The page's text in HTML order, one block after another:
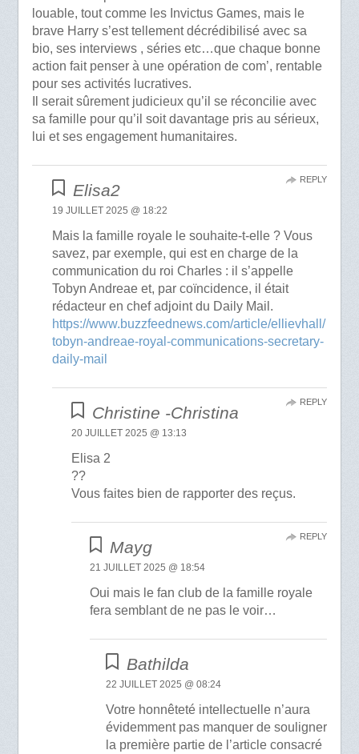
louable, tout comme les Invictus Games, mais le
brave Harry s’est tellement décrédibilisé avec sa
bio, ses interviews , séries etc…que chaque bonne
action fait penser à une opération de com’, rentable
pour ses activités lucratives.
Il serait sûrement judicieux qu’il se réconcilie avec
sa famille pour qu’il soit davantage pris au sérieux,
lui et ses engagement humanitaires.
Elisa2
19 JUILLET 2025 @ 18:22
Mais la famille royale le souhaite-t-elle ? Vous
savez, par exemple, qui est en charge de la
communication du roi Charles : il s’appelle
Tobyn Andreae et, par coïncidence, il était
rédacteur en chef adjoint du Daily Mail.
https://www.buzzfeednews.com/article/ellievhall/
tobyn-andreae-royal-communications-secretary-
daily-mail
REPLY
Christine -Christina
20 JUILLET 2025 @ 13:13
Elisa 2
??
Vous faites bien de rapporter des reçus.
REPLY
Mayg
21 JUILLET 2025 @ 18:54
Oui mais le fan club de la famille royale
fera semblant de ne pas le voir…
REPLY
Bathilda
22 JUILLET 2025 @ 08:24
Votre honnêteté intellectuelle n’aura
évidemment pas manquer de souligner
la première partie de l’article consacré